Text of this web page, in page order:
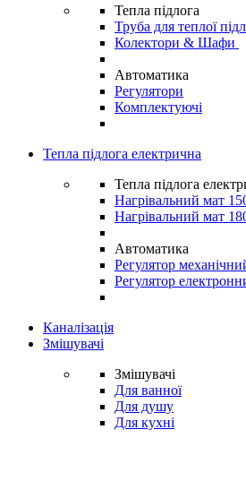
Тепла підлога
Труба для теплої
Колектори & Шафи
Автоматика
Регулятори
Комплектуючі
Тепла підлога електрична
Тепла підлога
Нагрівальний мат
Нагрівальний мат
Автоматика
Регулятор
Регулятор
Каналізація
Змішувачі
Змішувачі
Для ванної
Для душу
Для кухні